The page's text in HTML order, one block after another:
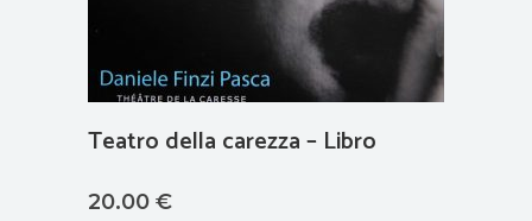
Teatro della carezza – Libro
20.00 €